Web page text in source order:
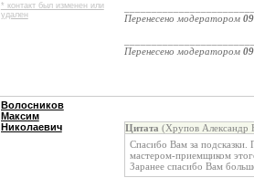
* контакт был изменен или
удален
Перенесено модератором
Перенесено модератором
Волосников
Максим
Николаевич
Цитата (Хрупов Александр
Спасибо Вам за подсказки.
мастером-приемщиком
Заранее спасибо Вам